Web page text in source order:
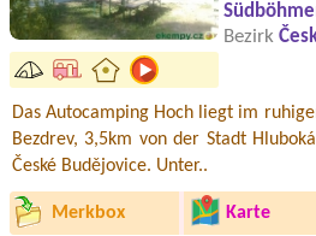
Bezirk
Das Autocamping Hoch liegt im
Bezdrev, 3,5km von der Stadt
České Budějovice. Unter..
Merkbox Karte